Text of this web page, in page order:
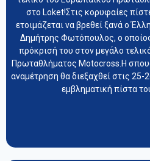
στο Loket!Στις κορυφαίες
ετοιμάζεται να βρεθεί ξανά ο
Δημήτρης Φωτόπουλος, ο
πρόκρισή του στον μεγάλο
Πρωταθλήματος Motocross.Η
αναμέτρηση θα διεξαχθεί στις 25-
εμβληματική πίστα